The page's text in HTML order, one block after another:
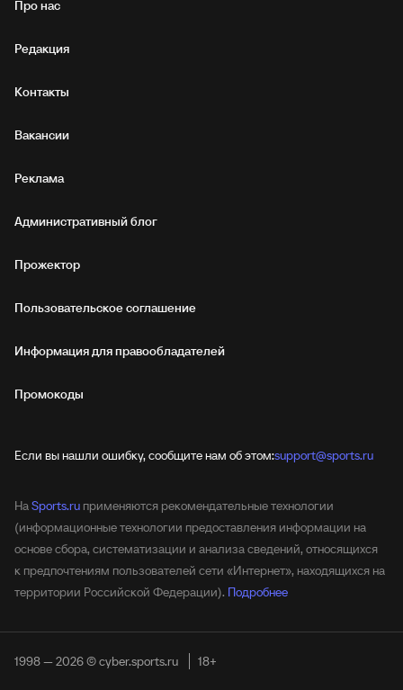
Про нас
Редакция
Контакты
Вакансии
Реклама
Административный блог
Прожектор
Пользовательское соглашение
Информация для правообладателей
Промокоды
Если вы нашли ошибку, сообщите нам об этом:support@sports.ru
НаSports.ru применяются рекомендательные технологии
(информационные технологии предоставления информации на
основе сбора, систематизации и анализа сведений, относящихся
к предпочтениям пользователей сети «Интернет», находящихся на
территории Российской Федерации). Подробнее
1998 — 2026 © cyber.sports.ru 18+